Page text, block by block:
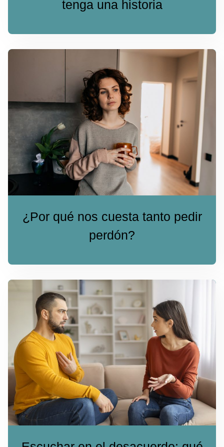
tenga una historia
¿Por qué nos cuesta tanto pedir
perdón?